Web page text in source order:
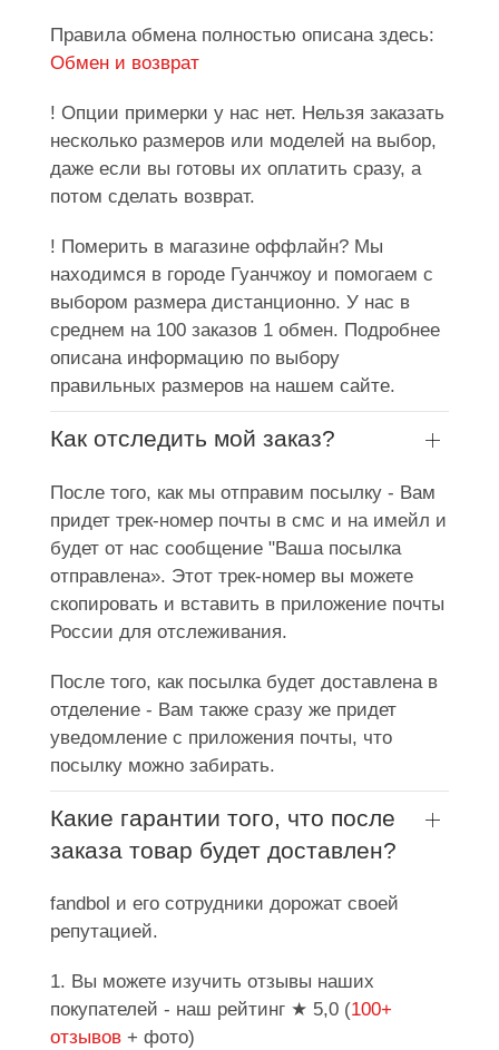
Правила обмена полностью описана здесь:
Обмен и возврат
! Опции примерки у нас нет. Нельзя заказать
несколько размеров или моделей на выбор,
даже если вы готовы их оплатить сразу, а
потом сделать возврат.
! Померить в магазине оффлайн? Мы
находимся в городе Гуанчжоу и помогаем с
выбором размера дистанционно. У нас в
среднем на 100 заказов 1 обмен. Подробнее
описана информацию по выбору
правильных размеров на нашем сайте.
Как отследить мой заказ?
После того, как мы отправим посылку - Вам
придет трек-номер почты в смс и на имейл и
будет от нас сообщение "Ваша посылка
отправлена». Этот трек-номер вы можете
скопировать и вставить в приложение почты
России для отслеживания.
После того, как посылка будет доставлена в
отделение - Вам также сразу же придет
уведомление с приложения почты, что
посылку можно забирать.
Какие гарантии того, что после
заказа товар будет доставлен?
fandbol и его сотрудники дорожат своей
репутацией.
1. Вы можете изучить отзывы наших
покупателей - наш рейтинг ★ 5,0 (100+
отзывов + фото)